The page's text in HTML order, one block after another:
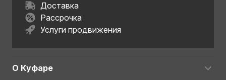
Доставка
Рассрочка
Услуги продвижения
О Куфаре